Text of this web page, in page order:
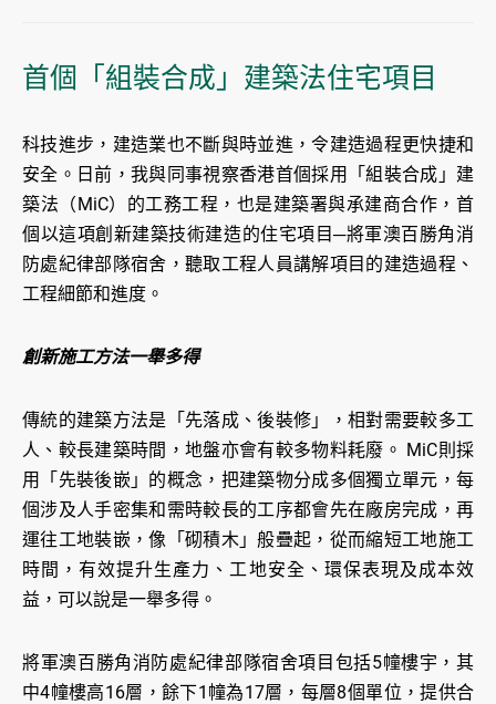
首個「組裝合成」建築法住宅項目
科技進步，建造業也不斷與時並進，令建造過程更快捷和
安全。日前，我與同事視察香港首個採用「組裝合成」建
築法（MiC）的工務工程，也是建築署與承建商合作，首
個以這項創新建築技術建造的住宅項目─將軍澳百勝角消
防處紀律部隊宿舍，聽取工程人員講解項目的建造過程、
工程細節和進度。
創新施工方法一舉多得
傳統的建築方法是「先落成、後裝修」，相對需要較多工
人、較長建築時間，地盤亦會有較多物料耗廢。 MiC則採
用「先裝後嵌」的概念，把建築物分成多個獨立單元，每
個涉及人手密集和需時較長的工序都會先在廠房完成，再
運往工地裝嵌，像「砌積木」般疊起，從而縮短工地施工
時間，有效提升生產力、工地安全、環保表現及成本效
益，可以說是一舉多得。
將軍澳百勝角消防處紀律部隊宿舍項目包括5幢樓宇，其
中4幢樓高16層，餘下1幢為17層，每層8個單位，提供合